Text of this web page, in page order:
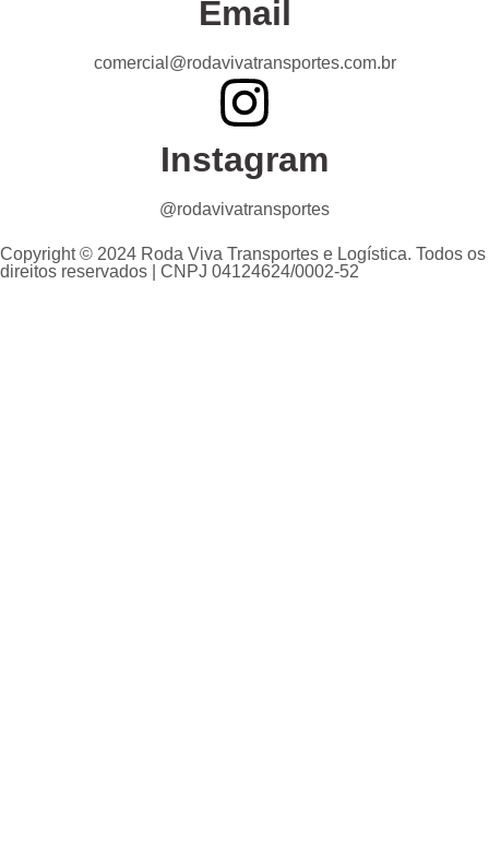
Email
comercial@rodavivatransportes.com.br
Instagram
@rodavivatransportes
Copyright © 2024 Roda Viva Transportes e Logística. Todos os
direitos reservados | CNPJ 04124624/0002-52